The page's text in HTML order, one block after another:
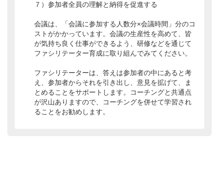
７）参加者全員の理解と納得を促進する
会議は、「会議に参加する人数分×会議時間」分のコ
ストがかかっています。会議の生産性を高めて、皆
が気持ち良く仕事ができるよう、研修などを通じて
ファシリテーター育成に取り組んでみてください。
ファシリテーターは、答えは参加者の中にあると考
え、参加者からそれを引き出し、意見を拡げて、ま
とめることをサポートします。コーチングと共通点
が沢山ありますので、コーチングを併せて学習され
ることをお勧めします。